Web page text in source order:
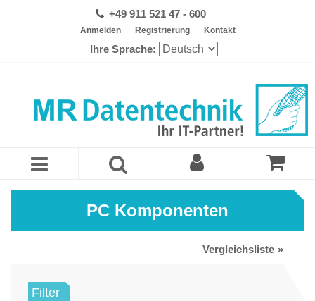
+49 911 521 47 - 600
Anmelden Registrierung Kontakt
Ihre Sprache:
PC Komponenten
Vergleichsliste
Filter